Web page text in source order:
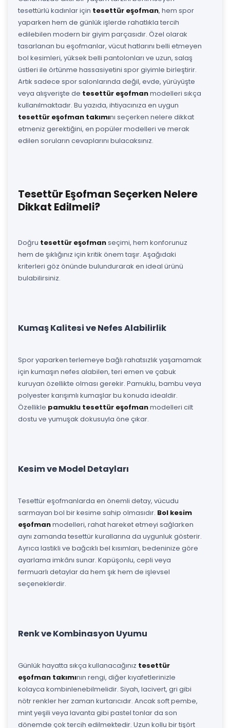
tesettürlü kadınlar için tesettür eşofman, hem spor
yaparken hem de günlük işlerde rahatlıkla tercih
edilebilen modern bir giyim parçasıdır. Özel olarak
tasarlanan bu eşofmanlar, vücut hatlarını belli etmeyen
bol kesimleri, yüksek belli pantolonları ve uzun, salaş
üstleri ile örtünme hassasiyetini spor giyimle birleştirir.
Artık sadece spor salonlarında değil, evde, yürüyüşte
veya alışverişte de tesettür eşofmanmodelleri sıkça
kullanılmaktadır. Bu yazıda, ihtiyacınıza en uygun
tesettür eşofman takımını seçerken nelere dikkat
etmeniz gerektiğini, en popüler modelleri ve merak
edilen soruların cevaplarını bulacaksınız.
Tesettür Eşofman Seçerken Nelere
Dikkat Edilmeli?
Doğru tesettür eşofmanseçimi, hem konforunuz
hem de şıklığınız için kritik önem taşır. Aşağıdaki
kriterleri göz önünde bulundurarak en ideal ürünü
bulabilirsiniz.
Kumaş Kalitesi ve Nefes Alabilirlik
Spor yaparken terlemeye bağlı rahatsızlık yaşamamak
için kumaşın nefes alabilen, teri emen ve çabuk
kuruyan özellikte olması gerekir. Pamuklu, bambu veya
polyester karışımlı kumaşlar bu konuda idealdir.
Özellikle pamuklu tesettür eşofmanmodelleri cilt
dostu ve yumuşak dokusuyla öne çıkar.
Kesim ve Model Detayları
Tesettür eşofmanlarda en önemli detay, vücudu
sarmayan bol bir kesime sahip olmasıdır. Bol kesim
eşofmanmodelleri, rahat hareket etmeyi sağlarken
aynı zamanda tesettür kurallarına da uygunluk gösterir.
Ayrıca lastikli ve bağcıklı bel kısımları, bedeninize göre
ayarlama imkânı sunar. Kapüşonlu, cepli veya
fermuarlı detaylar da hem şık hem de işlevsel
seçeneklerdir.
Renk ve Kombinasyon Uyumu
Günlük hayatta sıkça kullanacağınız tesettür
eşofman takımının rengi, diğer kıyafetlerinizle
kolayca kombinlenebilmelidir. Siyah, lacivert, gri gibi
nötr renkler her zaman kurtarıcıdır. Ancak soft pembe,
mint yeşili veya lavanta gibi pastel tonlar da son
dönemde çok tercih edilmektedir. Uzun kollu bir tişört